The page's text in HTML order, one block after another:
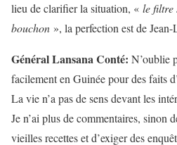
lieu de clarifier la situation, « le filtre
bouchon », la perfection est de
Général Lansana Conté: N’oublie
facilement en Guinée pour des faits
La vie n’a pas de sens devant les
Je n’ai plus de commentaires, sinon
vieilles recettes et d’exiger des